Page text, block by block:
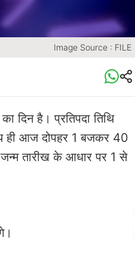
Image Source : FILE
दिन है। प्रतिपदा तिथि
ही आज दोपहर 1 बजकर 40
तारीख के आधार पर 1 से